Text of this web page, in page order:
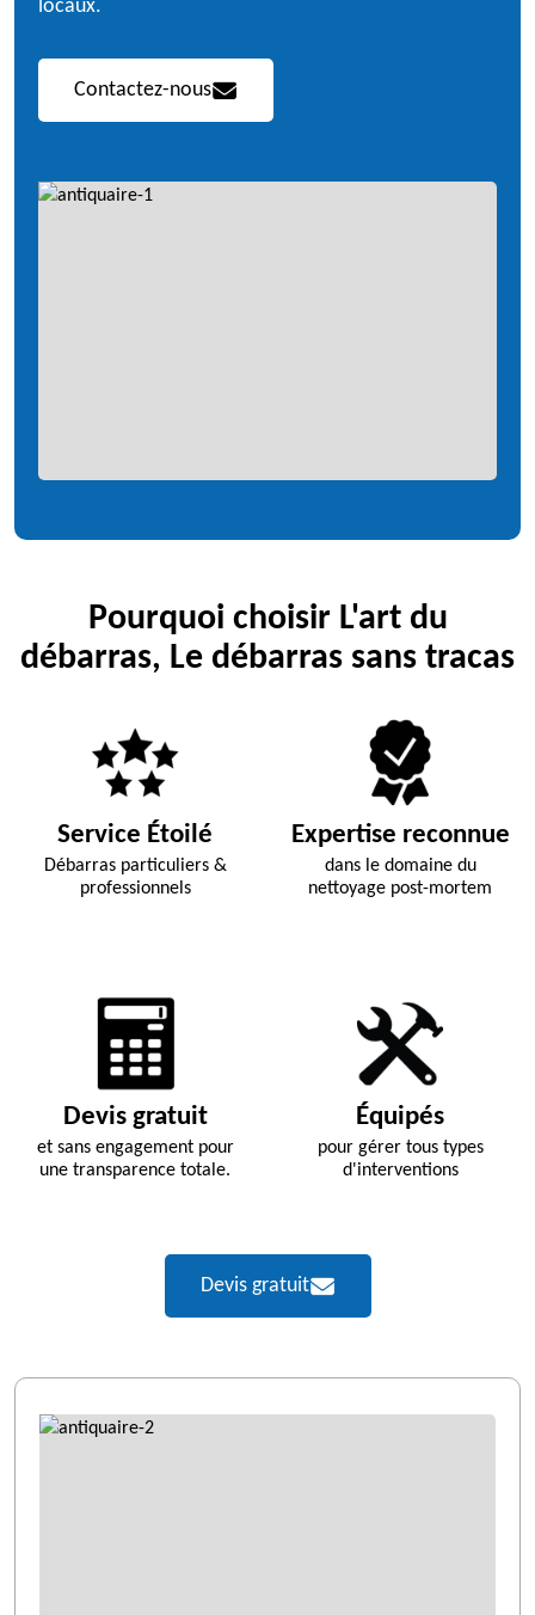
locaux.
Contactez-nous
Pourquoi choisir L'art du
débarras, Le débarras sans tracas
Service Étoilé
Débarras particuliers &
professionnels
Expertise reconnue
dans le domaine du
nettoyage post-mortem
Devis gratuit
et sans engagement pour
une transparence totale.
Équipés
pour gérer tous types
d'interventions
Devis gratuit